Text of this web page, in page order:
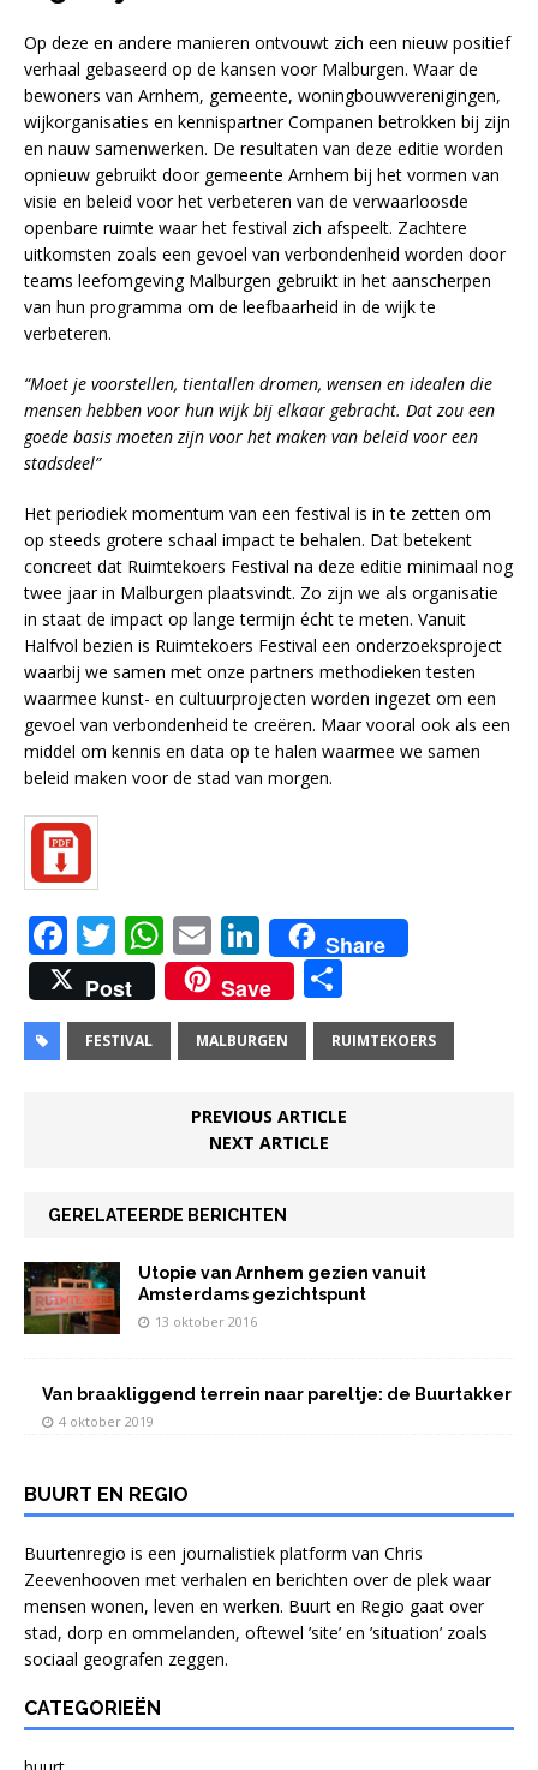
Op deze en andere manieren ontvouwt zich een nieuw positief
verhaal gebaseerd op de kansen voor Malburgen. Waar de
bewoners van Arnhem, gemeente, woningbouwverenigingen,
wijkorganisaties en kennispartner Companen betrokken bij zijn
en nauw samenwerken. De resultaten van deze editie worden
opnieuw gebruikt door gemeente Arnhem bij het vormen van
visie en beleid voor het verbeteren van de verwaarloosde
openbare ruimte waar het festival zich afspeelt. Zachtere
uitkomsten zoals een gevoel van verbondenheid worden door
teams leefomgeving Malburgen gebruikt in het aanscherpen
van hun programma om de leefbaarheid in de wijk te
verbeteren.
“Moet je voorstellen, tientallen dromen, wensen en idealen die
mensen hebben voor hun wijk bij elkaar gebracht. Dat zou een
goede basis moeten zijn voor het maken van beleid voor een
stadsdeel”
Het periodiek momentum van een festival is in te zetten om
op steeds grotere schaal impact te behalen. Dat betekent
concreet dat Ruimtekoers Festival na deze editie minimaal nog
twee jaar in Malburgen plaatsvindt. Zo zijn we als organisatie
in staat de impact op lange termijn écht te meten. Vanuit
Halfvol bezien is Ruimtekoers Festival een onderzoeksproject
waarbij we samen met onze partners methodieken testen
waarmee kunst- en cultuurprojecten worden ingezet om een
gevoel van verbondenheid te creëren. Maar vooral ook als een
middel om kennis en data op te halen waarmee we samen
beleid maken voor de stad van morgen.
F
a
c
e
k
T
w
it
te
W
h
at
s
E
m
ai
l
Li
n
k
e
n
Share
Post
Save
el
e
FESTIVAL MALBURGEN RUIMTEKOERS
PREVIOUS ARTICLE
NEXT ARTICLE
GERELATEERDE BERICHTEN
Utopie van Arnhem gezien vanuit
Amsterdams gezichtspunt
13 oktober 2016
Van braakliggend terrein naar pareltje: de Buurtakker
4 oktober 2019
BUURT EN REGIO
Buurtenregio is een journalistiek platform van Chris
Zeevenhooven met verhalen en berichten over de plek waar
mensen wonen, leven en werken. Buurt en Regio gaat over
stad, dorp en ommelanden, oftewel ’site’ en ’situation’ zoals
sociaal geografen zeggen.
CATEGORIEËN